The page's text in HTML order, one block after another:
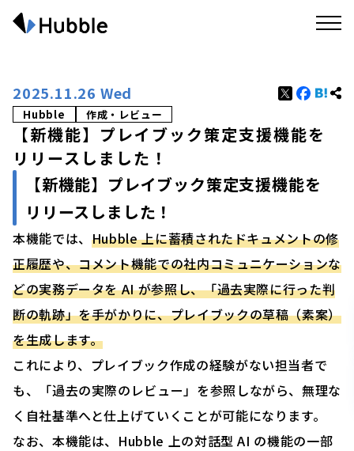
2025.11.26 Wed
Hubble 作成・レビュー
【新機能】プレイブック策定支援機能を
リリースしました！
【新機能】プレイブック策定支援機能を
リリースしました！
本機能では、 Hubble 上に蓄積されたドキュメントの修
正履歴や、コメント機能での社内コミュニケーションな
どの実務データを AI が参照し、「過去実際に行った判
断の軌跡」を手がかりに、プレイブックの草稿（素案）
を生成します。
これにより、プレイブック作成の経験がない担当者で
も、「過去の実際のレビュー」を参照しながら、無理な
く自社基準へと仕上げていくことが可能になります。
なお、本機能は、Hubble 上の対話型 AI の機能の一部